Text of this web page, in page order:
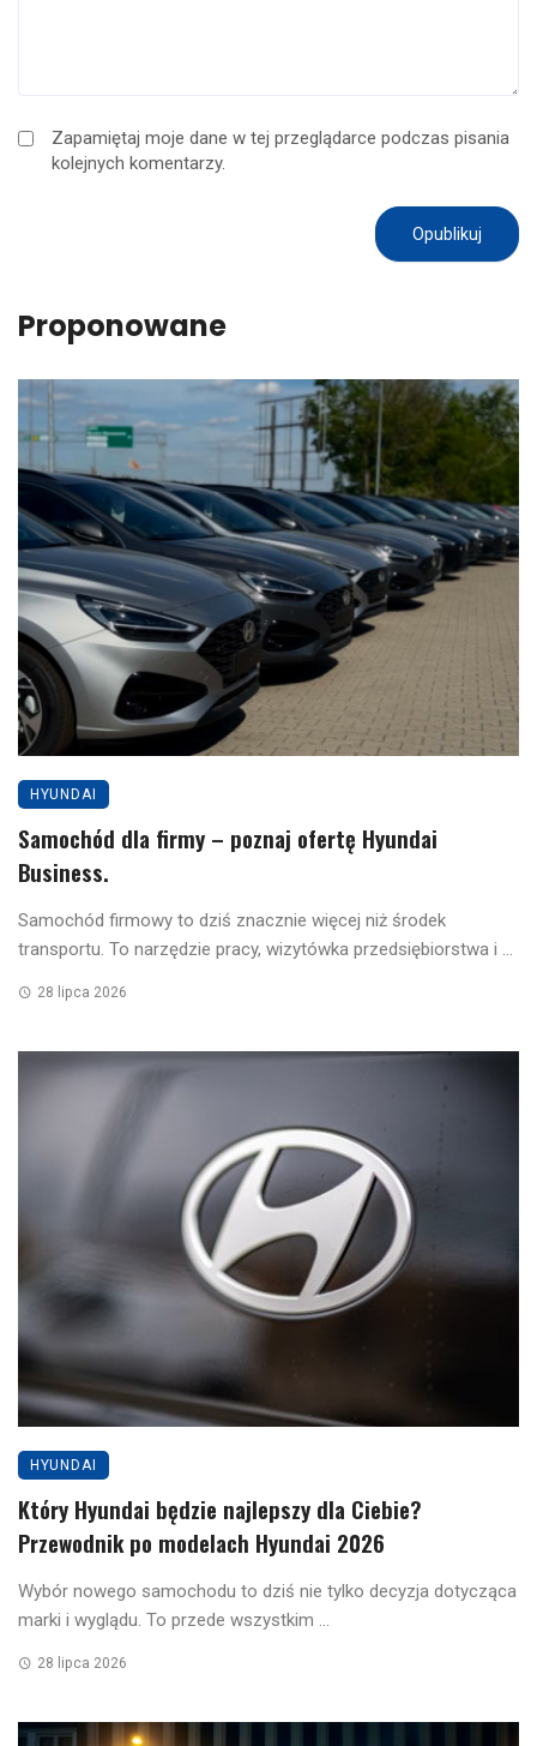
Zapamiętaj moje dane w tej przeglądarce podczas pisania
kolejnych komentarzy.
Proponowane
HYUNDAI
Samochód dla firmy – poznaj ofertę Hyundai
Business.
Samochód firmowy to dziś znacznie więcej niż środek
transportu. To narzędzie pracy, wizytówka przedsiębiorstwa i ...
28 lipca 2026
HYUNDAI
Który Hyundai będzie najlepszy dla Ciebie?
Przewodnik po modelach Hyundai 2026
Wybór nowego samochodu to dziś nie tylko decyzja dotycząca
marki i wyglądu. To przede wszystkim ...
28 lipca 2026